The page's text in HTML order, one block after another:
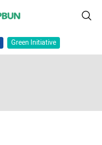
Green Initiative